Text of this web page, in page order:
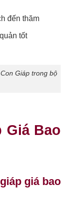
đến thăm
tốt
Giáp trong bộ
Giá Bao
giá bao